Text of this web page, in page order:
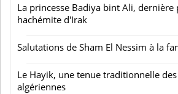
La princesse Badiya bint Ali, dernière
hachémite d'Irak
Salutations de Sham El Nessim à la
Le Hayik, une tenue traditionnelle
algériennes